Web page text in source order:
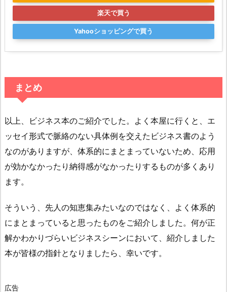
楽天で買う
Yahooショッピングで買う
まとめ
以上、ビジネス本のご紹介でした。よく本屋に行くと、エ
ッセイ形式で脈絡のない具体例を交えたビジネス書のよう
なのがありますが、体系的にまとまっていないため、応用
が効かなかったり納得感がなかったりするものが多くあり
ます。
そういう、先人の知恵集みたいなのではなく、よく体系的
にまとまっていると思ったものをご紹介しました。何が正
解かわかりづらいビジネスシーンにおいて、紹介しました
本が皆様の指針となりましたら、幸いです。
広告